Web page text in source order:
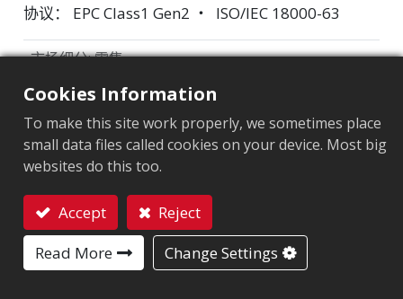
协议： EPC Class1 Gen2 ‧ ISO/IEC 18000-63
应用领域
市场细分:零售
芯片 :NXP UCODE 8
天线尺寸（mm） :30X15
EPC內存 :128 bits
用户內存:0 bits
Cookies Information
To make this site work properly, we sometimes place
small data files called cookies on your device. Most big
websites do this too.
Accept
Reject
Read More
Change Settings